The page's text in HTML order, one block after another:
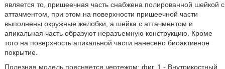
является то, пришеечная часть снабжена полированной шейкой с
аттачментом, при этом на поверхности пришеечной части
выполнены окружные желобки, а шейка с аттачментом и
апикальная часть образуют неразъемную конструкцию. Кроме
того на поверхность апикальной части нанесено биоактивное
покрытие.
Полезная модель поясняется чертежом: фиг. 1 - Внутрикостный